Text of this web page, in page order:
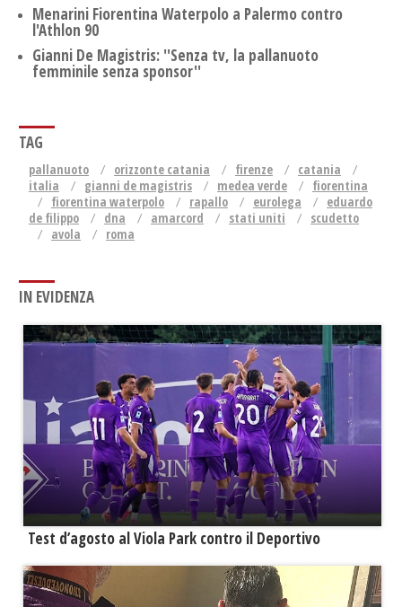
Menarini Fiorentina Waterpolo a Palermo contro
l'Athlon 90
Gianni De Magistris: ''Senza tv, la pallanuoto
femminile senza sponsor''
TAG
pallanuoto orizzonte catania firenze
catania
italia
gianni de magistris medea verde
fiorentina
fiorentina waterpolo
rapallo eurolega
eduardo
de filippo
dna amarcord stati uniti
scudetto
avola
roma
IN EVIDENZA
Test d’agosto al Viola Park contro il Deportivo